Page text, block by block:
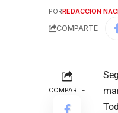
PORREDACCIÓN
COMPARTE
COMPARTE